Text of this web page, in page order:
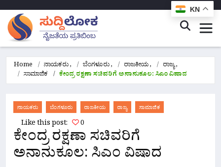
Home ನಾಯಕರು, ಬೆಂಗಳೂರು, ರಾಜಕೀಯ, ರಾಜ್ಯ,
ಸಾಮಾಜಿಕ
ಕೇಂದ್ರ ರಕ್ಷಣಾ ಸಚಿವರಿಗೆ ಅನಾನುಕೂಲ: ಸಿಎಂ ವಿಷಾದ
ನಾಯಕರು ಬೆಂಗಳೂರು ರಾಜಕೀಯ ರಾಜ್ಯ ಸಾಮಾಜಿಕ
Like this post: 0
ಕೇಂದ್ರ ರಕ್ಷಣಾ ಸಚಿವರಿಗೆ
ಅನಾನುಕೂಲ: ಸಿಎಂ ವಿಷಾದ
KN